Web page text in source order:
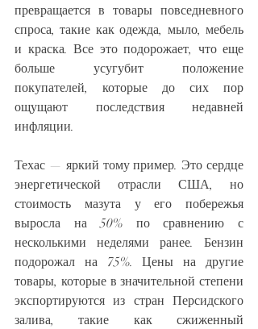
превращается в товары повседневного
спроса, такие как одежда, мыло, мебель
и краска. Все это подорожает, что еще
больше усугубит положение
покупателей, которые до сих пор
ощущают последствия недавней
инфляции.
Техас — яркий тому пример. Это сердце
энергетической отрасли США, но
стоимость мазута у его побережья
выросла на 50% по сравнению с
несколькими неделями ранее. Бензин
подорожал на 75%. Цены на другие
товары, которые в значительной степени
экспортируются из стран Персидского
залива, такие как сжиженный